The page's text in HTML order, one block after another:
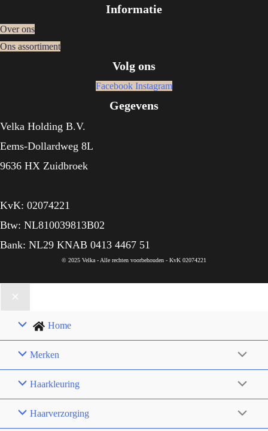
Informatie
Over ons
Ons assortiment
Volg ons
Facebook Instagram
Gegevens
Velka Holding B.V.
Eems-Dollardweg 8L
9636 HX Zuidbroek
KvK: 02074221
Btw: NL810039813B02
Bank: NL29 KNAB 0413 4467 51
© 2025 Velka - Alle rechten voorbehouden - KvK 02074221
Home
Merken
Haarkleuring
Haarverzorging